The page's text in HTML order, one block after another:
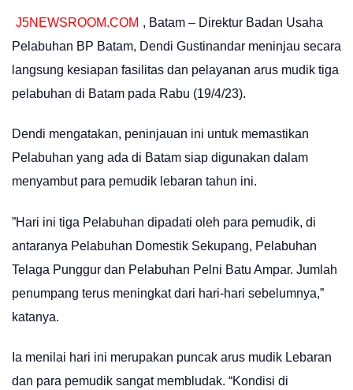
J5NEWSROOM.COM , Batam – Direktur Badan Usaha
Pelabuhan BP Batam, Dendi Gustinandar meninjau secara
langsung kesiapan fasilitas dan pelayanan arus mudik tiga
pelabuhan di Batam pada Rabu (19/4/23).
Dendi mengatakan, peninjauan ini untuk memastikan
Pelabuhan yang ada di Batam siap digunakan dalam
menyambut para pemudik lebaran tahun ini.
”Hari ini tiga Pelabuhan dipadati oleh para pemudik, di
antaranya Pelabuhan Domestik Sekupang, Pelabuhan
Telaga Punggur dan Pelabuhan Pelni Batu Ampar. Jumlah
penumpang terus meningkat dari hari-hari sebelumnya,”
katanya.
Ia menilai hari ini merupakan puncak arus mudik Lebaran
dan para pemudik sangat membludak. “Kondisi di